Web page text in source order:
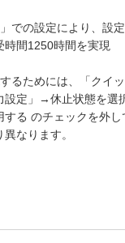
での設定により、設
時間1250時間を実現
るためには、「クイ
設定」→休止状態を選
る のチェックを外し
なります。